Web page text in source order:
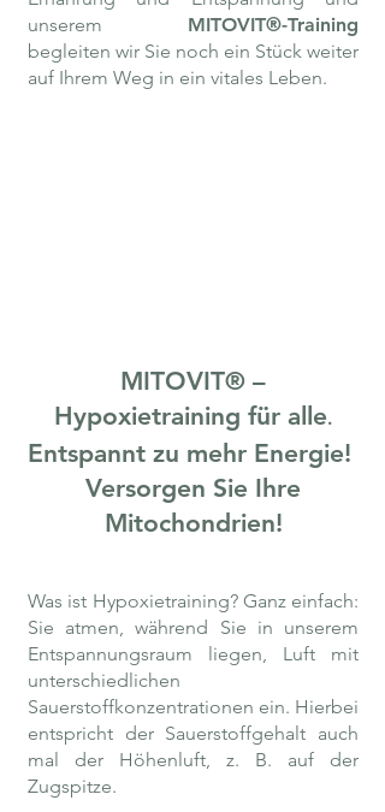
unserem
MITOVIT®-Training
begleiten wir Sie noch ein Stück weiter
auf Ihrem Weg in ein vitales Leben.
MITOVIT® –
Hypoxietraining für alle.
Entspannt zu mehr Energie!
Versorgen Sie Ihre
Mitochondrien!
Was ist Hypoxietraining? Ganz einfach:
Sie atmen, während Sie in unserem
Entspannungsraum liegen, Luft mit
unterschiedlichen
Sauerstoffkonzentrationen ein. Hierbei
entspricht der Sauerstoffgehalt auch
mal der Höhenluft, z. B. auf der
Zugspitze.